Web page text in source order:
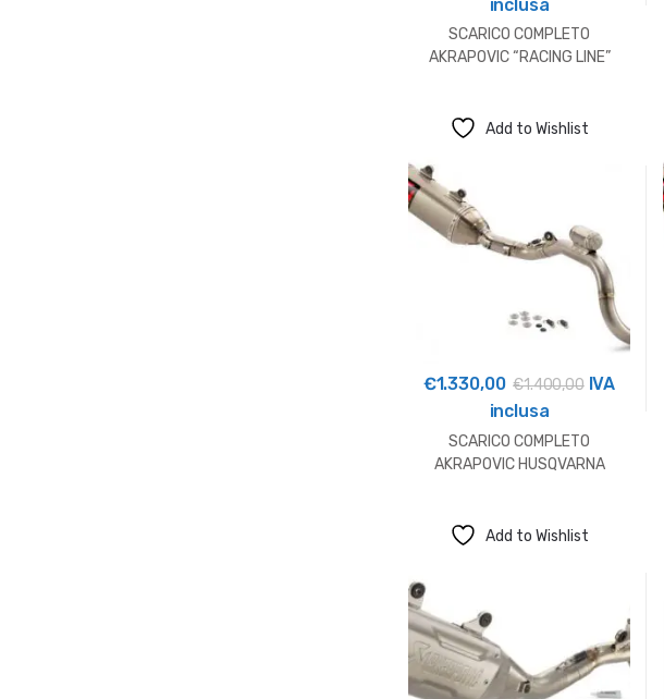
inclusa
SCARICO COMPLETO
AKRAPOVIC “RACING LINE”
Add to Wishlist
€1.330,00 €1.400,00IVA
inclusa
SCARICO COMPLETO
AKRAPOVIC HUSQVARNA
Add to Wishlist